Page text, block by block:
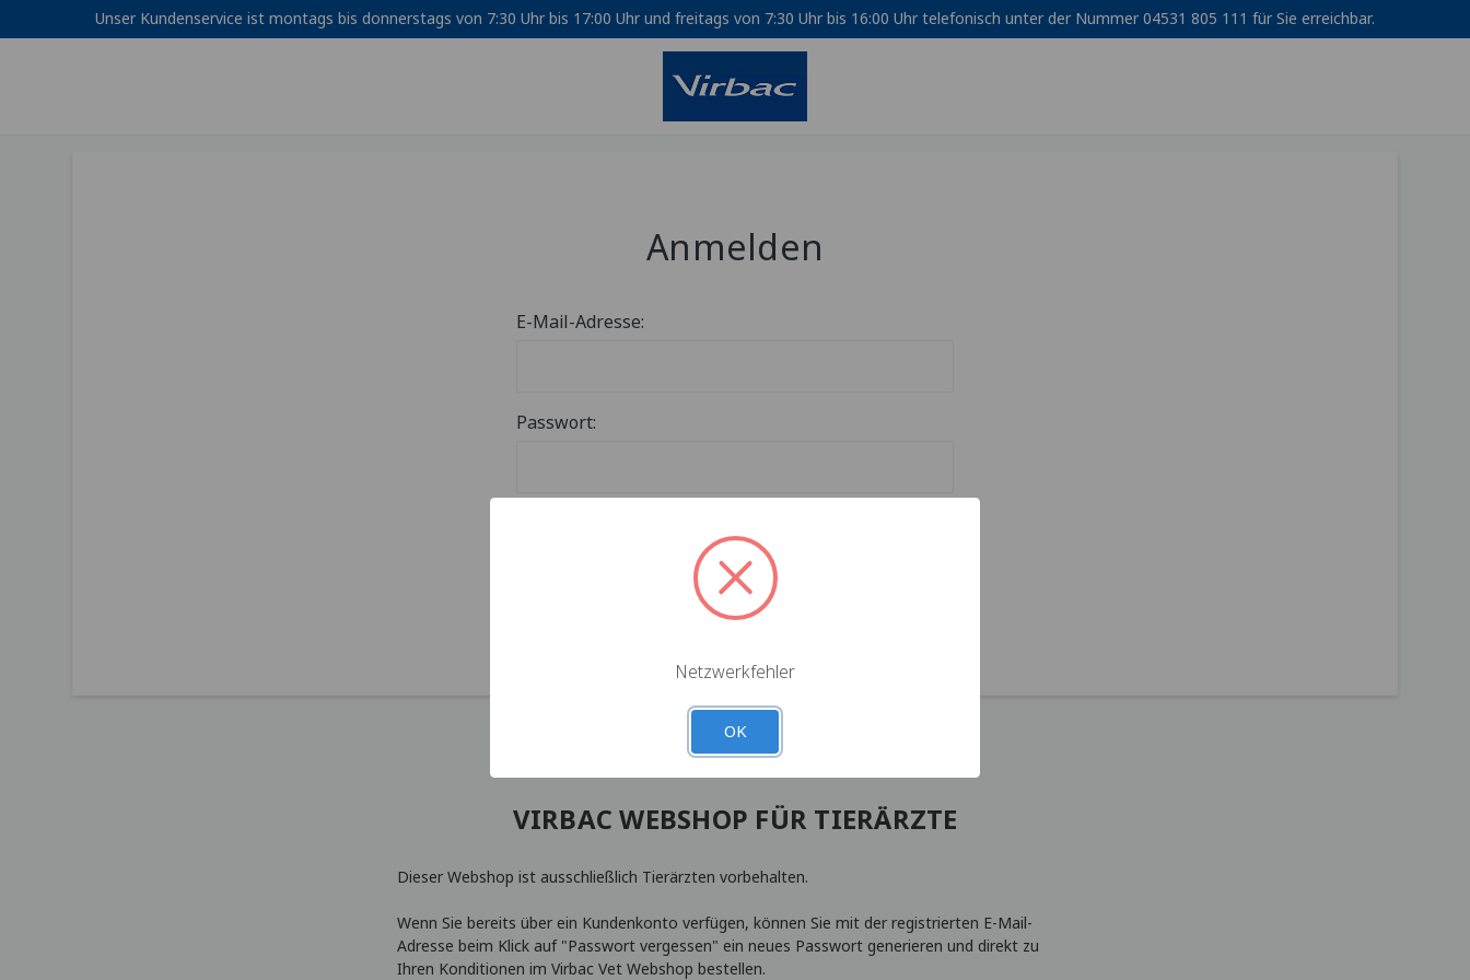
Unser Kundenservice ist montags bis donnerstags von 7:30 Uhr bis 17:00 Uhr und freitags von 7:30 Uhr bis 16:00 Uhr telefonisch unter der Nummer 04531 805 111 für Sie erreichbar.
Anmelden
E-Mail-Adresse:
Passwort:
Passwort vergessen?
VIRBAC WEBSHOP FÜR TIERÄRZTE
Dieser Webshop ist ausschließlich Tierärzten vorbehalten.
Wenn Sie bereits über ein Kundenkonto verfügen, können Sie mit der registrierten E-Mail-
Adresse beim Klick auf "Passwort vergessen" ein neues Passwort generieren und direkt zu
Ihren Konditionen im Virbac Vet Webshop bestellen.
Netzwerkfehler
OK